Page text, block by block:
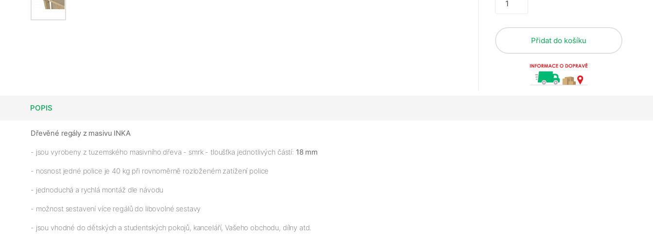
Přidat do košíku
POPIS
Dřevěné regály z masivu INKA
- jsou vyrobeny z tuzemského masivního dřeva - smrk - tloušťka jednotlivých částí: 18 mm
- nosnost jedné police je 40 kg při rovnoměrně rozloženém zatížení police
- jednoduchá a rychlá montáž dle návodu
- možnost sestavení více regálů do libovolné sestavy
- jsou vhodné do dětských a studentských pokojů, kanceláří, Vašeho obchodu, dílny atd.